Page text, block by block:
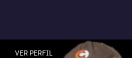
VER PERFIL